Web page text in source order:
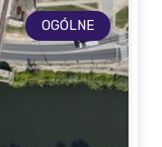
OGÓLNE